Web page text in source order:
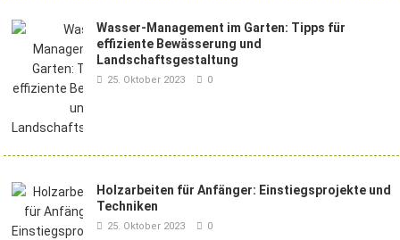
Wasser-Management im Garten: Tipps für
effiziente Bewässerung und
Landschaftsgestaltung
25. Oktober 2023 0
Holzarbeiten für Anfänger: Einstiegsprojekte und
Techniken
25. Oktober 2023 0